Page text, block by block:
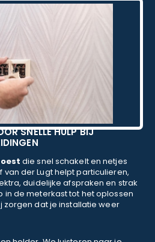
SNELLE HULP BIJ
die snel schakelt en netjes
der Lugt helpt particulieren,
duidelijke afspraken en strak
in de meterkast tot het oplossen
zorgen dat je installatie weer